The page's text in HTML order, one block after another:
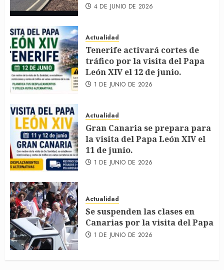
4 DE JUNIO DE 2026
Actualidad
Tenerife activará cortes de
tráfico por la visita del Papa
León XIV el 12 de junio.
1 DE JUNIO DE 2026
Actualidad
Gran Canaria se prepara para
la visita del Papa León XIV el
11 de junio.
1 DE JUNIO DE 2026
Actualidad
Se suspenden las clases en
Canarias por la visita del Papa
1 DE JUNIO DE 2026